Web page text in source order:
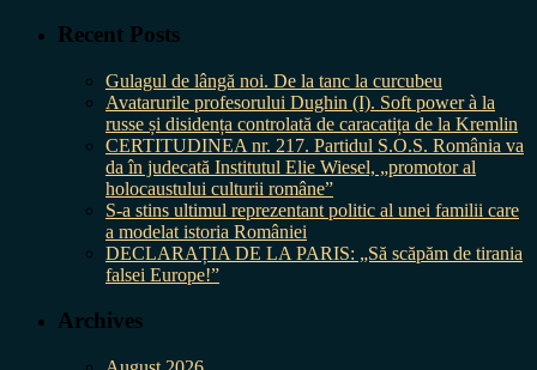
Recent Posts
Gulagul de lângă noi. De la tanc la curcubeu
Avatarurile profesorului Dughin (I). Soft power à la
russe și disidența controlată de caracatița de la Kremlin
CERTITUDINEA nr. 217. Partidul S.O.S. România va
da în judecată Institutul Elie Wiesel, „promotor al
holocaustului culturii române”
S-a stins ultimul reprezentant politic al unei familii care
a modelat istoria României
DECLARAȚIA DE LA PARIS: „Să scăpăm de tirania
falsei Europe!”
Archives